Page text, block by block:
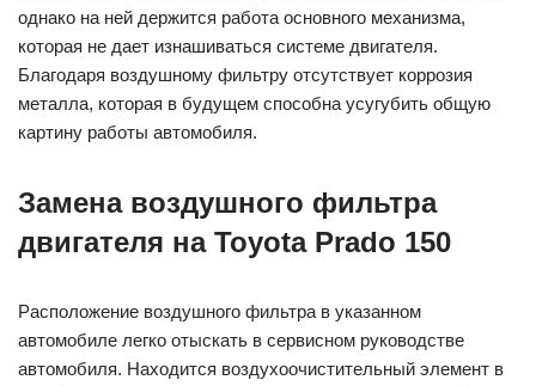
однако на ней держится работа основного механизма,
которая не дает изнашиваться системе двигателя.
Благодаря воздушному фильтру отсутствует коррозия
металла, которая в будущем способна усугубить общую
картину работы автомобиля.
Замена воздушного фильтра
двигателя на Toyota Prado 150
Расположение воздушного фильтра в указанном
автомобиле легко отыскать в сервисном руководстве
автомобиля. Находится воздухоочистительный элемент в